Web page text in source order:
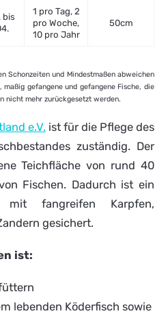
bis
1 pro Tag, 2
pro Woche,
10 pro Jahr
50cm
Schonzeiten und Mindestmaßen abweichen
maßig gefangene und gefangene Fische, die
nicht mehr zurückgesetzt werden.
e.V. ist für die Pflege des
zuständig. Der
Teichfläche von rund 40
Fischen. Dadurch ist ein
mit fangreifen Karpfen,
gesichert.
ist:
lebenden Köderfisch sowie